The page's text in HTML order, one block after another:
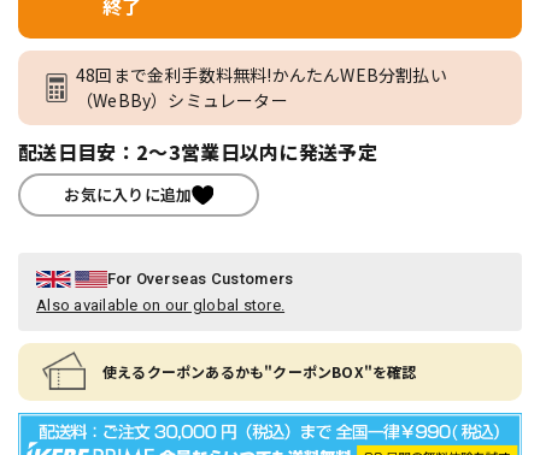
48回まで金利手数料無料!かんたんWEB分割払い
（WeBBy）シミュレーター
配送日目安：2～3営業日以内に発送予定
お気に入りに追加
For Overseas Customers
Also available on our global store.
使えるクーポンあるかも"クーポンBOX"を確認